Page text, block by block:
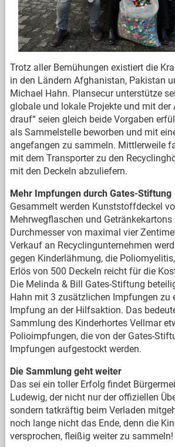
Trotz aller Bemühungen existiert die
in den Ländern Afghanistan, Pakistan
Michael Hahn. Plansecur unterstütze
globale und lokale Projekte und mit der
drauf“ seien gleich beide Vorgaben
als Sammelstelle beworben und mit
angefangen zu sammeln. Mittlerweile
mit dem Transporter zu den
mit den Deckeln abzuliefern.
Mehr Impfungen durch Gates-Stiftung
Gesammelt werden Kunststoffdeckel
Mehrwegflaschen und
Durchmesser von maximal vier
Verkauf an Recyclingunternehmen
gegen Kinderlähmung, die
Erlös von 500 Deckeln reicht für die
Die Melinda & Bill Gates-Stiftung
Hahn mit 3 zusätzlichen Impfungen zu
Impfung an der Hilfsaktion. Das
Sammlung des Kinderhortes Vellmar
Polioimpfungen, die von der Gates-
Impfungen aufgestockt werden.
Die Sammlung geht weiter
Das sei ein toller Erfolg findet
Ludewig, der nicht nur der offiziellen
sondern tatkräftig beim Verladen
noch lange nicht das Ende, denn die
versprochen, fleißig weiter zu sammeln!